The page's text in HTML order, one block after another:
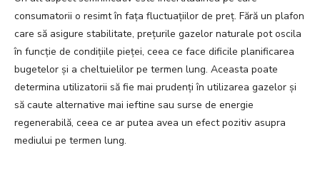
consumatorii o resimt în fața fluctuațiilor de preț. Fără un plafon
care să asigure stabilitate, prețurile gazelor naturale pot oscila
în funcție de condițiile pieței, ceea ce face dificile planificarea
bugetelor și a cheltuielilor pe termen lung. Aceasta poate
determina utilizatorii să fie mai prudenți în utilizarea gazelor și
să caute alternative mai ieftine sau surse de energie
regenerabilă, ceea ce ar putea avea un efect pozitiv asupra
mediului pe termen lung.